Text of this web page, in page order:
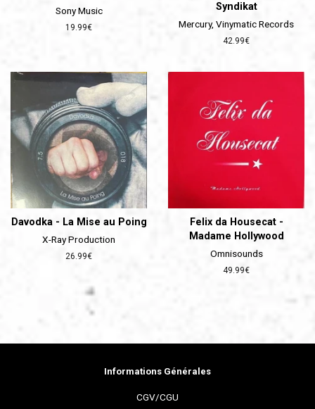
Sony Music
Prix
19.99€
Syndikat
Mercury, Vinymatic Records
Prix
42.99€
Davodka - La Mise au Poing
X-Ray Production
Prix
26.99€
Felix da Housecat -
Madame Hollywood
Omnisounds
Prix
49.99€
Informations Générales
CGV/CGU